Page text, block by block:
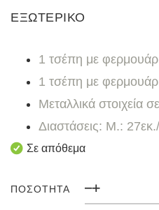
ΕΞΩΤΕΡΙΚΟ
1 τσέπη με
1 τσέπη με
Μεταλλικά στοιχεία
Διαστάσεις: Μ.:
Σε απόθεμα
ΠΟΣΌΤΗΤΑ
Γυναικεία